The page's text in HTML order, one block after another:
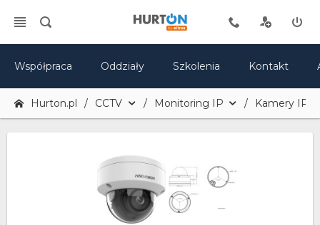
Współpraca Oddziały Szkolenia Kontakt
Hurton.pl CCTV Monitoring IP Kamery IP